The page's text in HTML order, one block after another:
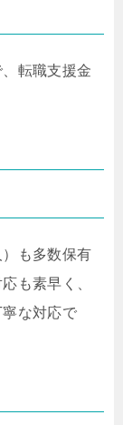
転職支援金
も多数保有
も素早く、
な対応で